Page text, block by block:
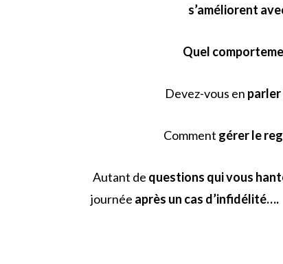
s’améliorent
Quel
Devez-vous en parler
Comment gérer le
Autant de questions qui vous
journée après un cas d’infidélité….